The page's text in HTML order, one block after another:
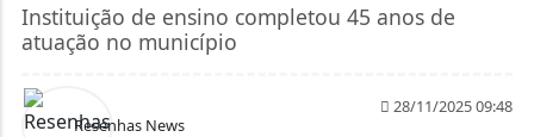
Instituição de ensino completou 45 anos de
atuação no município
Resenhas News
28/11/2025 09:48